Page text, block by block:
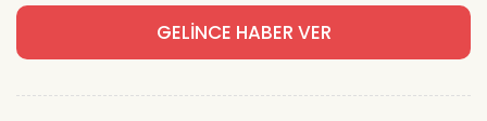
GELİNCE HABER VER